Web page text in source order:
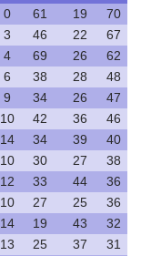
0 61 19
70
3 46 22
67
4 69 26
62
6 38 28
48
9 34 26
47
10 42 36
46
14 34 39
40
10 30 27
38
12 33 44
36
10 27 25
36
14 19 43
32
13 25 37
31